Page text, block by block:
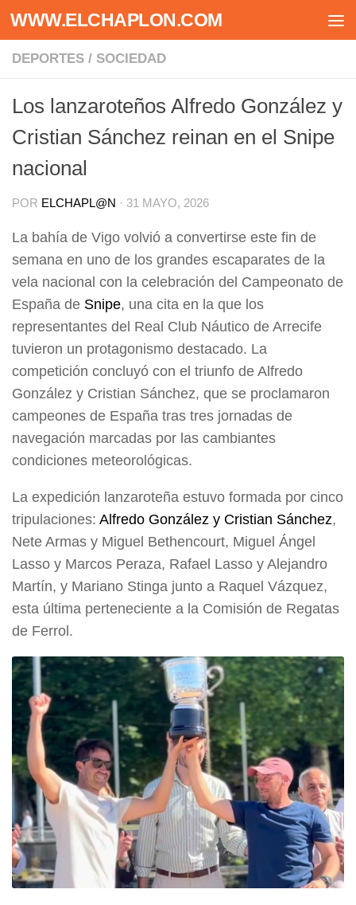
Saltar al contenido
WWW.ELCHAPLON.COM
DEPORTES / SOCIEDAD
Los lanzaroteños Alfredo González y
Cristian Sánchez reinan en el Snipe
nacional
POR ELCHAPL@N · 31 MAYO, 2026
La bahía de Vigo volvió a convertirse este fin de
semana en uno de los grandes escaparates de la
vela nacional con la celebración del Campeonato de
España de Snipe, una cita en la que los
representantes del Real Club Náutico de Arrecife
tuvieron un protagonismo destacado. La
competición concluyó con el triunfo de Alfredo
González y Cristian Sánchez, que se proclamaron
campeones de España tras tres jornadas de
navegación marcadas por las cambiantes
condiciones meteorológicas.
La expedición lanzaroteña estuvo formada por cinco
tripulaciones: Alfredo González y Cristian Sánchez,
Nete Armas y Miguel Bethencourt, Miguel Ángel
Lasso y Marcos Peraza, Rafael Lasso y Alejandro
Martín, y Mariano Stinga junto a Raquel Vázquez,
esta última perteneciente a la Comisión de Regatas
de Ferrol.